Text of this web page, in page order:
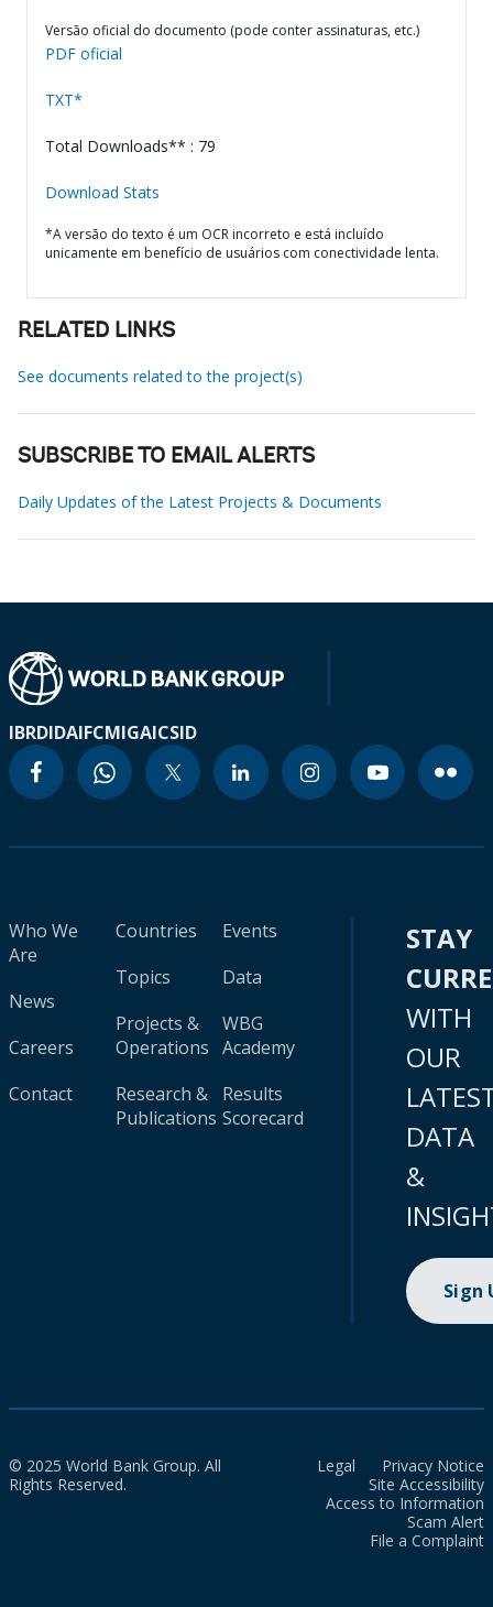
Versão oficial do documento (pode conter assinaturas, etc.)
PDF oficial
TXT*
Total Downloads** : 79
Download Stats
*A versão do texto é um OCR incorreto e está incluído
unicamente em benefício de usuários com conectividade lenta.
RELATED LINKS
See documents related to the project(s)
SUBSCRIBE TO EMAIL ALERTS
Daily Updates of the Latest Projects & Documents
IBRDIDAIFCMIGAICSID
Who We
Are
News
Careers
Contact
Countries
Topics
Projects &
Operations
Research &
Publications
Events
Data
WBG
Academy
Results
Scorecard
STAY
WITH
OUR
DATA
&
Sign
© 2025 World Bank Group. All
Rights Reserved.
Legal
Privacy Notice
Site Accessibility
Access to Information
Scam Alert
File a Complaint